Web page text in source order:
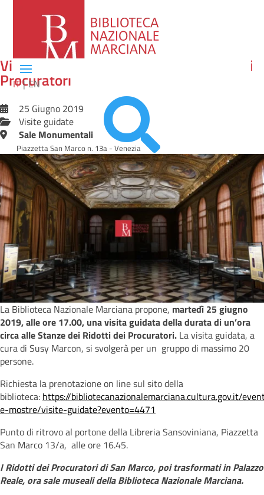
IT EN

Visita guidata alle Stanze dei Ridotti dei
Procuratori
25 Giugno 2019
Visite guidate
Sale Monumentali
Piazzetta San Marco n. 13a - Venezia
La Biblioteca Nazionale Marciana propone, martedì 25 giugno
2019, alle ore 17.00, una visita guidata della durata di un’ora
circa alle Stanze dei Ridotti dei Procuratori. La visita guidata, a
cura di Susy Marcon, si svolgerà per un gruppo di massimo 20
persone.
Richiesta la prenotazione on line sul sito della
biblioteca: https://bibliotecanazionalemarciana.cultura.gov.it/
e-mostre/visite-guidate?evento=4471
Punto di ritrovo al portone della Libreria Sansoviniana, Piazzetta
San Marco 13/a, alle ore 16.45.
I Ridotti dei Procuratori di San Marco, poi trasformati in Palazzo
Reale, ora sale museali della Biblioteca Nazionale Marciana.